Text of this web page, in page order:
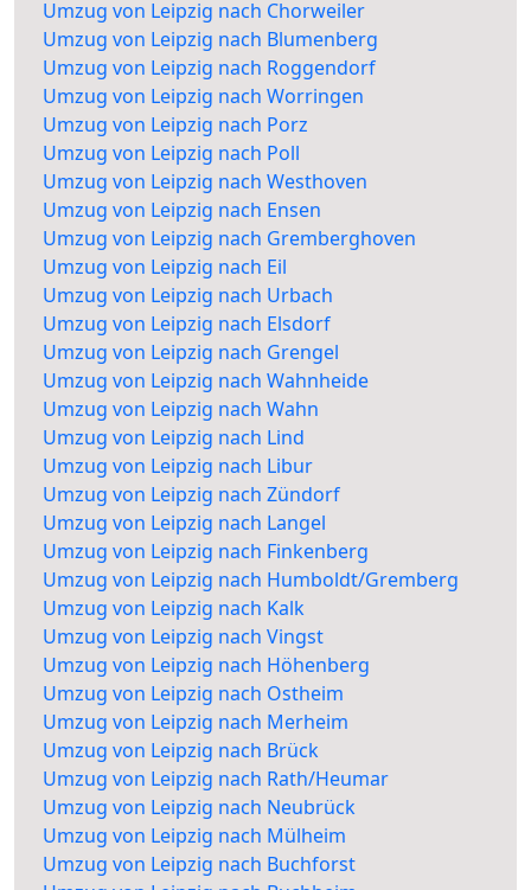
Umzug von Leipzig nach Chorweiler
Umzug von Leipzig nach Blumenberg
Umzug von Leipzig nach Roggendorf
Umzug von Leipzig nach Worringen
Umzug von Leipzig nach Porz
Umzug von Leipzig nach Poll
Umzug von Leipzig nach Westhoven
Umzug von Leipzig nach Ensen
Umzug von Leipzig nach Gremberghoven
Umzug von Leipzig nach Eil
Umzug von Leipzig nach Urbach
Umzug von Leipzig nach Elsdorf
Umzug von Leipzig nach Grengel
Umzug von Leipzig nach Wahnheide
Umzug von Leipzig nach Wahn
Umzug von Leipzig nach Lind
Umzug von Leipzig nach Libur
Umzug von Leipzig nach Zündorf
Umzug von Leipzig nach Langel
Umzug von Leipzig nach Finkenberg
Umzug von Leipzig nach Humboldt/Gremberg
Umzug von Leipzig nach Kalk
Umzug von Leipzig nach Vingst
Umzug von Leipzig nach Höhenberg
Umzug von Leipzig nach Ostheim
Umzug von Leipzig nach Merheim
Umzug von Leipzig nach Brück
Umzug von Leipzig nach Rath/Heumar
Umzug von Leipzig nach Neubrück
Umzug von Leipzig nach Mülheim
Umzug von Leipzig nach Buchforst